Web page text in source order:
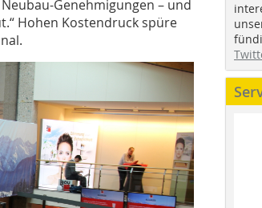
Genehmigungen – und
Hohen Kostendruck spüre